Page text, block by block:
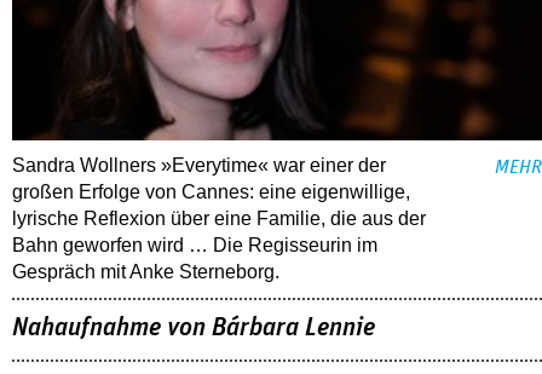
Sandra Wollners »Everytime« war einer der
großen Erfolge von Cannes: eine eigenwillige,
lyrische Reflexion über eine ­Familie, die aus der
Bahn geworfen wird … Die Regisseurin im
Gespräch mit Anke Sterneborg.
MEHR
Nahaufnahme von Bárbara Lennie